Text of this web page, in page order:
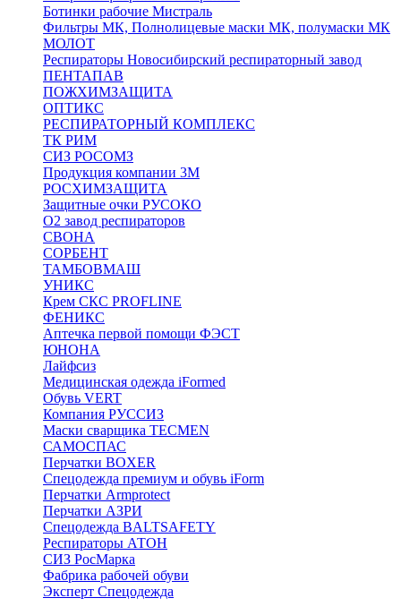
Ботинки рабочие Мистраль
Фильтры МК, Полнолицевые маски МК, полумаски МК
МОЛОТ
Респираторы Новосибирский респираторный завод
ПЕНТАПАВ
ПОЖХИМЗАЩИТА
ОПТИКС
РЕСПИРАТОРНЫЙ КОМПЛЕКС
ТК РИМ
СИЗ РОСОМЗ
Продукция компании 3M
РОСХИМЗАЩИТА
Защитные очки РУСОКО
О2 завод респираторов
СВОНА
СОРБЕНТ
ТАМБОВМАШ
УНИКС
Крем СКС PROFLINE
ФЕНИКС
Аптечка первой помощи ФЭСТ
ЮНОНА
Лайфсиз
Медицинская одежда iFormed
Обувь VERT
Компания РУССИЗ
Маски сварщика TECMEN
САМОСПАС
Перчатки BOXER
Спецодежда премиум и обувь iForm
Перчатки Armprotect
Перчатки АЗРИ
Спецодежда BALTSAFETY
Респираторы АТОН
СИЗ РосМарка
Фабрика рабочей обуви
Эксперт Спецодежда